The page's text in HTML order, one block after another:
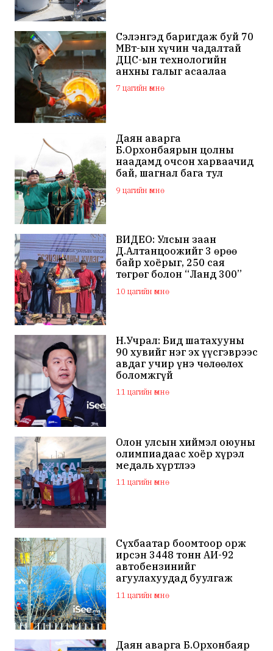
Сэлэнгэд баригдаж буй 70
МВт-ын хүчин чадалтай
ДЦС-ын технологийн
анхны галыг асаалаа
7 цагийн өмнө
Даян аварга
Б.Орхонбаярын цолны
наадамд очсон харваачид
бай, шагнал бага тул
наадамд оролцохгүй
гэдгээ мэдэгдлээ
9 цагийн өмнө
ВИДЕО: Улсын заан
Д.Алтанцоожийг 3 өрөө
байр хоёрыг, 250 сая
төгрөг болон “Ланд 300”
маркийн автомашинаар
мялаажээ
10 цагийн өмнө
Н.Учрал: Бид шатахууны
90 хувийг нэг эх үүсгэврээс
авдаг учир үнэ чөлөөлөх
боломжгүй
11 цагийн өмнө
Олон улсын хиймэл оюуны
олимпиадаас хоёр хүрэл
медаль хүртлээ
11 цагийн өмнө
Сүхбаатар боомтоор орж
ирсэн 3448 тонн АИ-92
автобензинийг
агуулахуудад буулгаж
байна
11 цагийн өмнө
Даян аварга Б.Орхонбаяр